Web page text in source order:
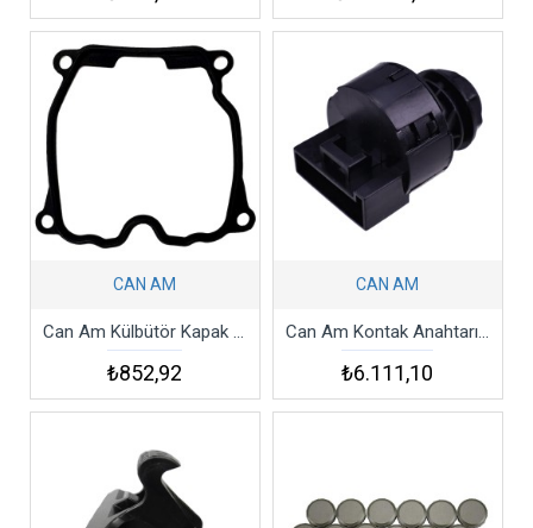
CAN AM
Can Am Külbütör Kapak Contası Rotax Gasket
₺852,92
CAN AM
Can Am Kontak Anahtarı Outlander Renegade Max 500 650 800 1000 Swıtc H-ıgnıtıon
₺6.111,10